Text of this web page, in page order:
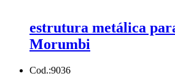
estrutura metálica
Morumbi
Cod.:9036